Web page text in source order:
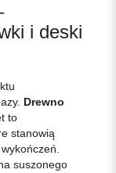
i deski
Drewno
to
stanowią
suszonego